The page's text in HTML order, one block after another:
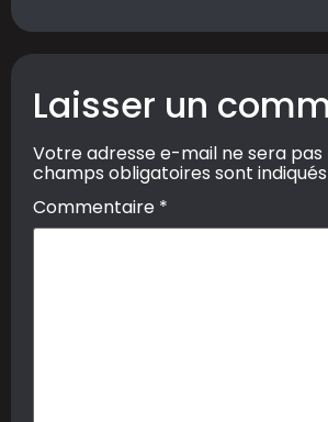
Laisser un
Votre adresse e-mail ne sera pas
champs obligatoires sont
Commentaire *